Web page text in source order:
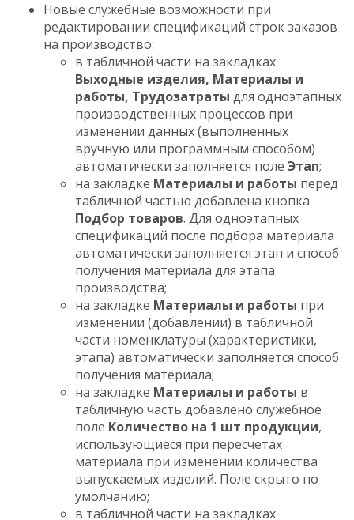
Новые служебные возможности при
редактировании спецификаций строк заказов
на производство:
в табличной части на закладках
Выходные изделия, Материалы и
работы, Трудозатраты для одноэтапных
производственных процессов при
изменении данных (выполненных
вручную или программным способом)
автоматически заполняется поле Этап;
на закладке Материалы и работы перед
табличной частью добавлена кнопка
Подбор товаров. Для одноэтапных
спецификаций после подбора материала
автоматически заполняется этап и способ
получения материала для этапа
производства;
на закладке Материалы и работы при
изменении (добавлении) в табличной
части номенклатуры (характеристики,
этапа) автоматически заполняется способ
получения материала;
на закладке Материалы и работы в
табличную часть добавлено служебное
поле Количество на 1 шт продукции,
использующиеся при пересчетах
материала при изменении количества
выпускаемых изделий. Поле скрыто по
умолчанию;
в табличной части на закладках